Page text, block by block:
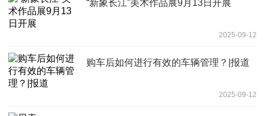
“新象长江”美术作品展9月13日开展
2025-09-12
购车后如何进行有效的车辆管理？|报道
2025-09-12